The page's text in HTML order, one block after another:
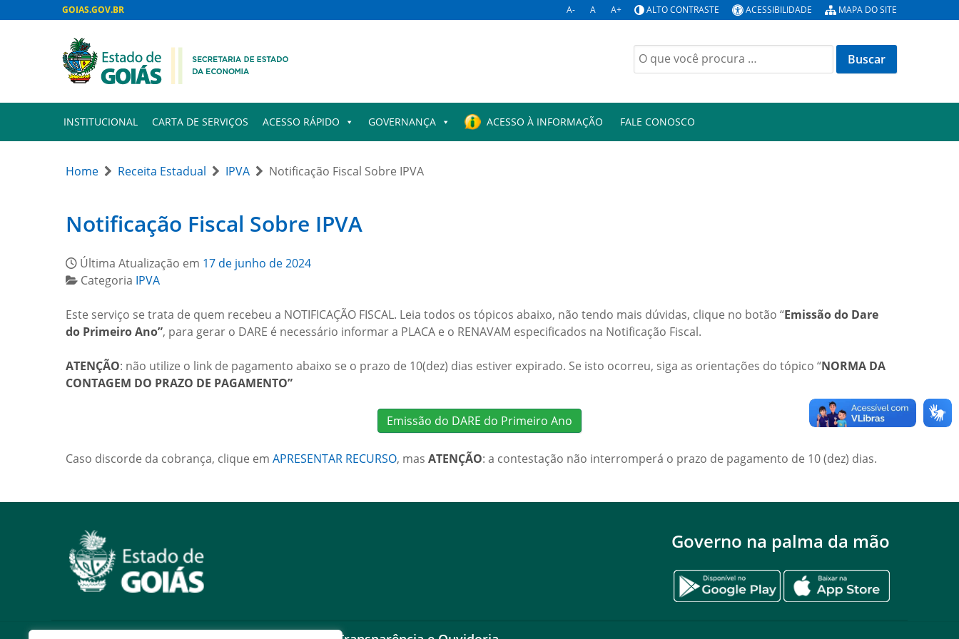
GOIAS.GOV.BR A- A A+ ALTO CONTRASTE ACESSIBILIDADE MAPA DO SITE
INSTITUCIONAL CARTA DE SERVIÇOS ACESSO RÁPIDO GOVERNANÇA ACESSO À INFORMAÇÃO FALE CONOSCO
Home Receita Estadual IPVA Notificação Fiscal Sobre IPVA
Notificação Fiscal Sobre IPVA
Última Atualização em 17 de junho de 2024
Categoria IPVA
Este serviço se trata de quem recebeu a NOTIFICAÇÃO FISCAL. Leia todos os tópicos abaixo, não tendo mais dúvidas, clique no botão “Emissão do Dare
do Primeiro Ano”, para gerar o DARE é necessário informar a PLACA e o RENAVAM especificados na Notificação Fiscal.
ATENÇÃO: não utilize o link de pagamento abaixo se o prazo de 10(dez) dias estiver expirado. Se isto ocorreu, siga as orientações do tópico “NORMA DA
CONTAGEM DO PRAZO DE PAGAMENTO”
Emissão do DARE do Primeiro Ano
Caso discorde da cobrança, clique em APRESENTAR RECURSO, mas ATENÇÃO: a contestação não interromperá o prazo de pagamento de 10 (dez) dias.
Governo na palma da mão